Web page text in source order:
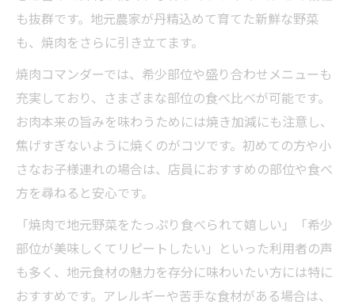
も抜群です。地元農家が丹精込めて育てた新鮮な野菜
も、焼肉をさらに引き立てます。
焼肉コマンダーでは、希少部位や盛り合わせメニューも
充実しており、さまざまな部位の食べ比べが可能です。
お肉本来の旨みを味わうためには焼き加減にも注意し、
焦げすぎないように焼くのがコツです。初めての方や小
さなお子様連れの場合は、店員におすすめの部位や食べ
方を尋ねると安心です。
「焼肉で地元野菜をたっぷり食べられて嬉しい」「希少
部位が美味しくてリピートしたい」といった利用者の声
も多く、地元食材の魅力を存分に味わいたい方には特に
おすすめです。アレルギーや苦手な食材がある場合は、